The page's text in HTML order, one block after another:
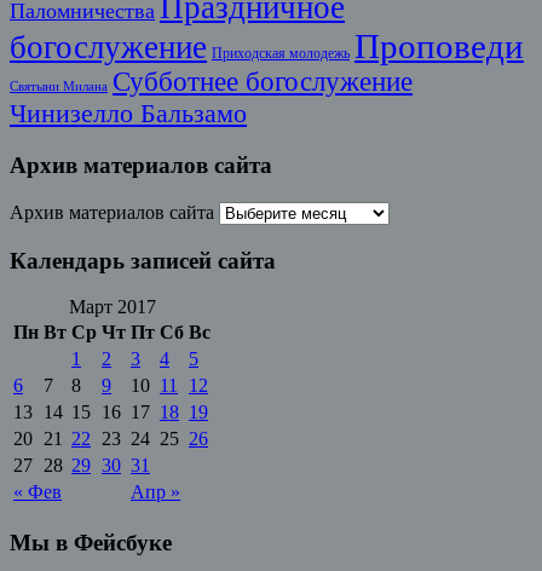
Паломничества Праздничное
богослужение Приходская молодежь Проповеди
Святыни Милана Субботнее богослужение
Чинизелло Бальзамо
Архив материалов сайта
Архив материалов сайта
Календарь записей сайта
Март 2017
Пн Вт Ср Чт Пт Сб Вс
« Фев Апр »
1 2 3 4
5
6
7 8 9 10 11
12
13 14 15 16 17 18 19
20 21 22 23 24 25 26
27 28 29 30 31
Мы в Фейсбуке